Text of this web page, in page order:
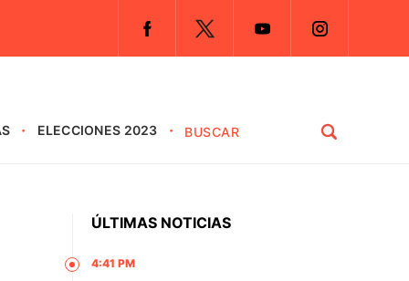
ELECCIONES 2023
ÚLTIMAS NOTICIAS
4:41 PM